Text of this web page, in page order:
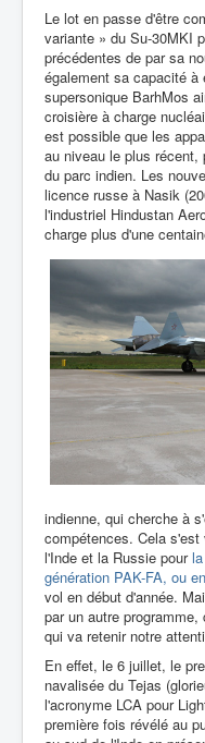
Le lot en passe d'être
variante » du Su-30MKI
précédentes de par sa
également sa capacité
supersonique BarhMos
croisière à charge
est possible que les
au niveau le plus récent,
du parc indien. Les
licence russe à Nasik
l'industriel Hindustan
charge plus d'une
indienne, qui cherche à
compétences. Cela
l'Inde et la Russie pour
génération PAK-FA, ou
vol en début d'année.
par un autre
qui va retenir notre
En effet, le 6 juillet, le
navalisée du Tejas
l'acronyme LCA pour
première fois révélé au